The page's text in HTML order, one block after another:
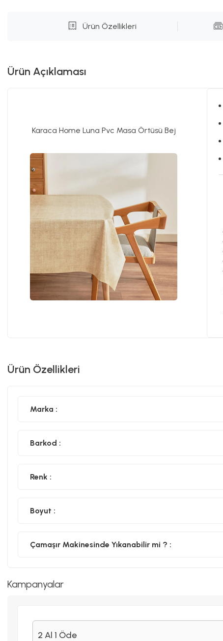
Ürün Özellikleri
Ürün Açıklaması
Karaca Home Luna Pvc Masa Örtüsü Bej
Ürün Özellikleri
Marka :
Barkod :
Renk :
Boyut :
Çamaşır Makinesinde Yıkanabilir mi ? :
Kampanyalar
2 Al 1 Öde